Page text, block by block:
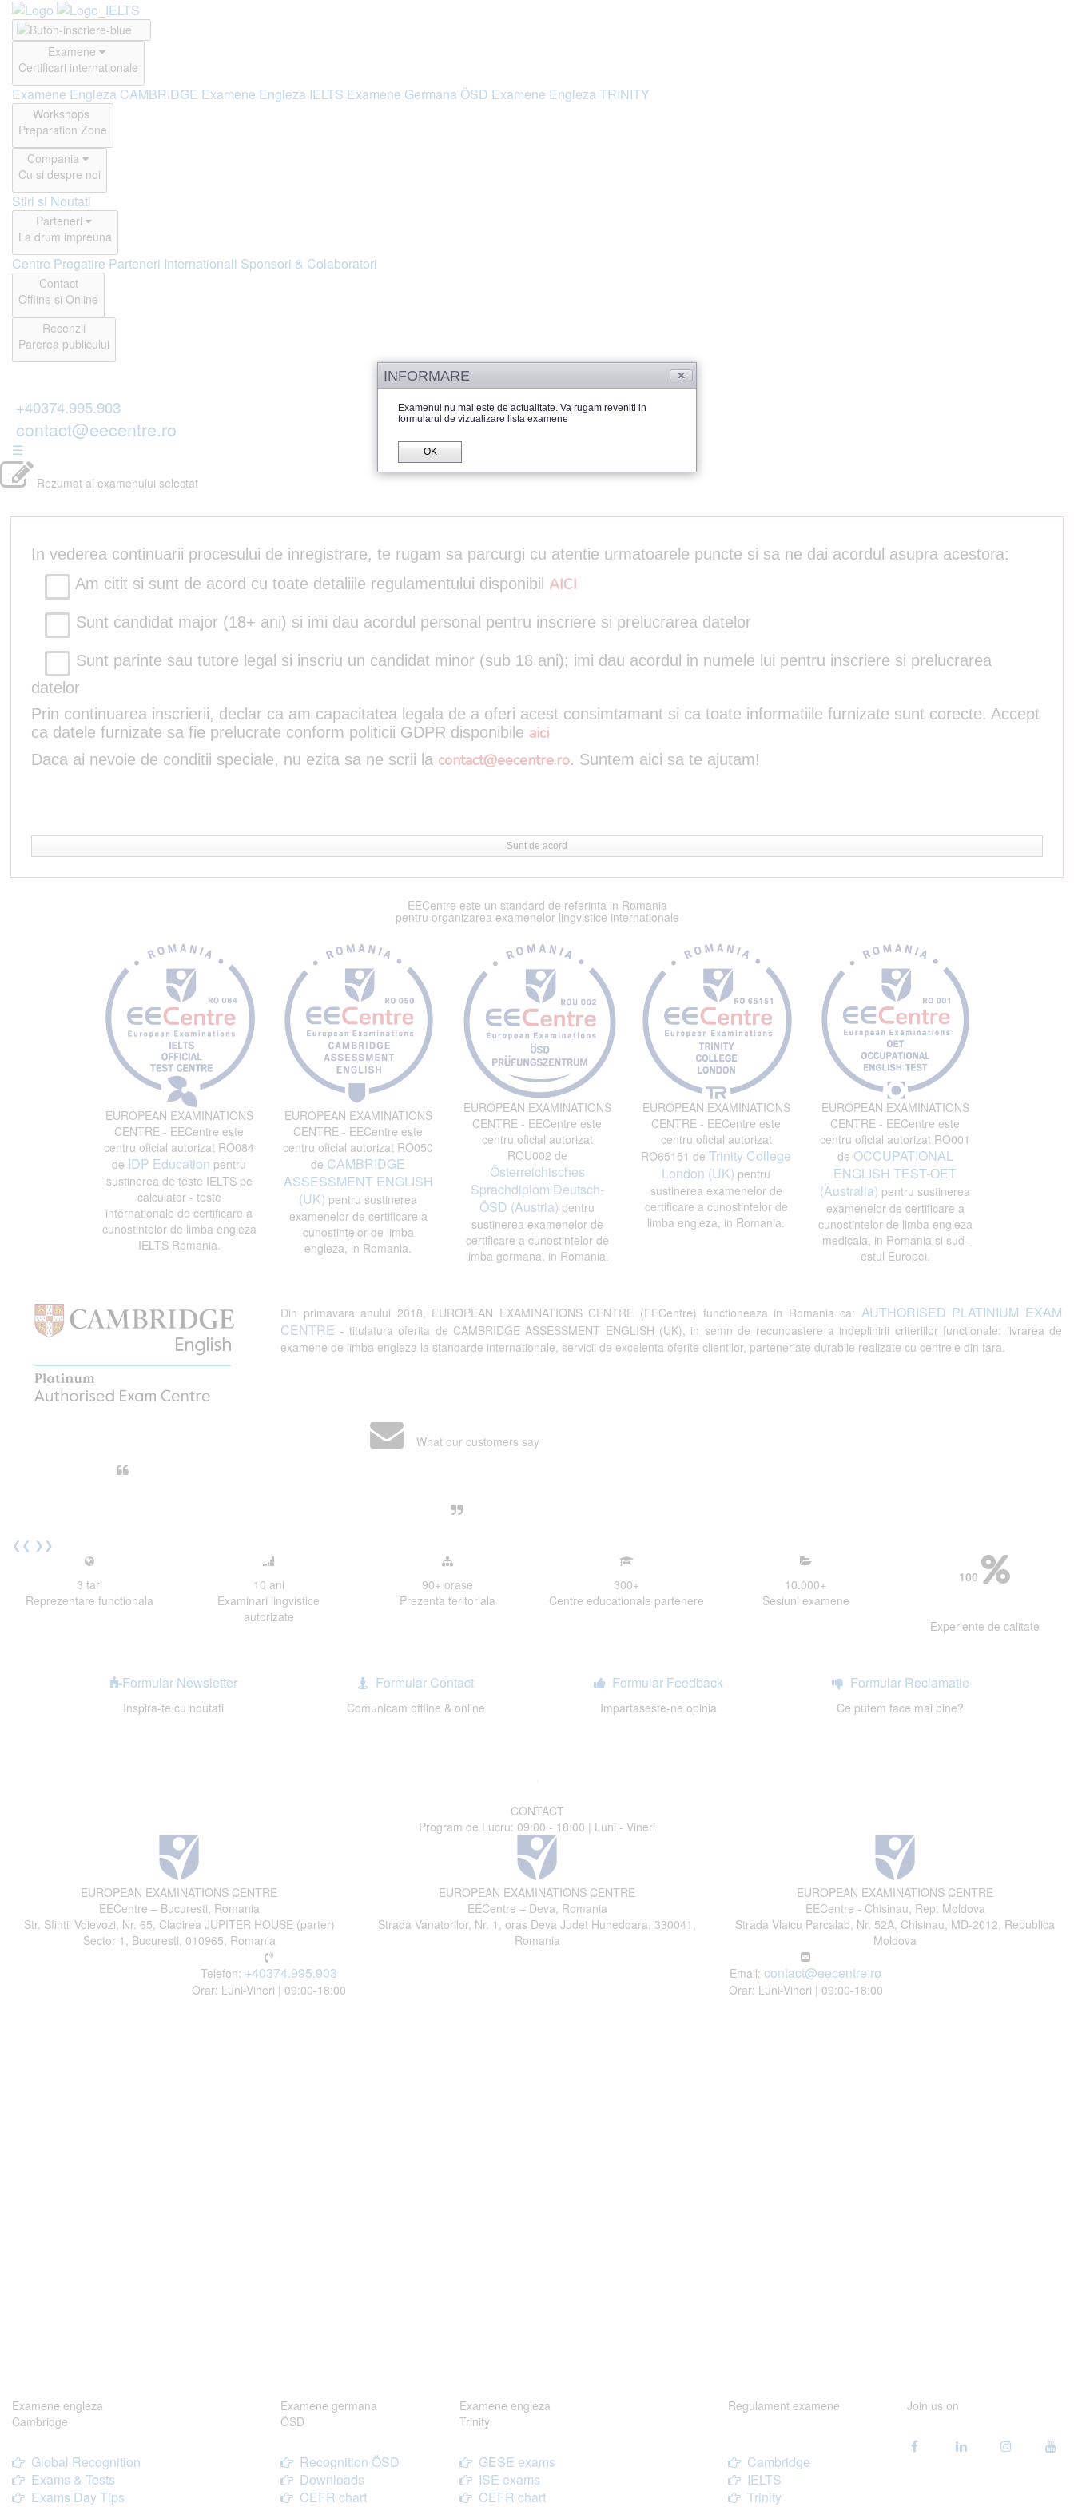
Examene
Certificari internationale
Examene Engleza CAMBRIDGE Examene Engleza IELTS Examene Germana ÖSD Examene Engleza TRINITY
Workshops
Preparation Zone
Compania
Cu si despre noi
Stiri si Noutati
Parteneri
La drum impreuna
Centre Pregatire Parteneri Internationali Sponsori & Colaboratori
Contact
Offline si Online
Recenzii
Parerea publicului
+40374.995.903
contact@eecentre.ro
☰
Rezumat al examenului selectat
In vederea continuarii procesului de inregistrare, te rugam sa parcurgi cu atentie urmatoarele puncte si sa ne dai acordul asupra acestora:
Am citit si sunt de acord cu toate detaliile regulamentului disponibil AICI
Sunt candidat major (18+ ani) si imi dau acordul personal pentru inscriere si prelucrarea datelor
Sunt parinte sau tutore legal si inscriu un candidat minor (sub 18 ani); imi dau acordul in numele lui pentru inscriere si prelucrarea
datelor
Prin continuarea inscrierii, declar ca am capacitatea legala de a oferi acest consimtamant si ca toate informatiile furnizate sunt corecte. Accept
ca datele furnizate sa fie prelucrate conform politicii GDPR disponibile aici
Daca ai nevoie de conditii speciale, nu ezita sa ne scrii la contact@eecentre.ro. Suntem aici sa te ajutam!
Sunt de acord
EECentre este un standard de referinta in Romania
pentru organizarea examenelor lingvistice internationale
EUROPEAN EXAMINATIONS
CENTRE - EECentre este
centru oficial autorizat RO084
de IDP Education pentru
sustinerea de teste IELTS pe
calculator - teste
internationale de certificare a
cunostintelor de limba engleza
IELTS Romania.
EUROPEAN EXAMINATIONS
CENTRE - EECentre este
centru oficial autorizat RO050
de CAMBRIDGE
ASSESSMENT ENGLISH
(UK) pentru sustinerea
examenelor de certificare a
cunostintelor de limba
engleza, in Romania.
EUROPEAN EXAMINATIONS
CENTRE - EECentre este
centru oficial autorizat
ROU002 de
Österreichisches
Sprachdiplom Deutsch-
ÖSD (Austria) pentru
sustinerea examenelor de
certificare a cunostintelor de
limba germana, in Romania.
EUROPEAN EXAMINATIONS
CENTRE - EECentre este
centru oficial autorizat
RO65151 de Trinity College
London (UK) pentru
sustinerea examenelor de
certificare a cunostintelor de
limba engleza, in Romania.
EUROPEAN EXAMINATIONS
CENTRE - EECentre este
centru oficial autorizat RO001
de OCCUPATIONAL
ENGLISH TEST-OET
(Australia) pentru sustinerea
examenelor de certificare a
cunostintelor de limba engleza
medicala, in Romania si sud-
estul Europei.
Din primavara anului 2018, EUROPEAN EXAMINATIONS CENTRE (EECentre) functioneaza in Romania ca: AUTHORISED PLATINIUM EXAM
CENTRE - titulatura oferita de CAMBRIDGE ASSESSMENT ENGLISH (UK), in semn de recunoastere a indeplinirii criteriilor functionale: livrarea de
examene de limba engleza la standarde internationale, servicii de excelenta oferite clientilor, parteneriate durabile realizate cu centrele din tara.
What our customers say
cu nerabdare urmatoarea sesiune de examinare.
❮❮ ❯❯
3 tari
Reprezentare functionala
10 ani
Examinari lingvistice
autorizate
90+ orase
Prezenta teritoriala
300+
Centre educationale partenere
10.000+
Sesiuni examene
100
Experiente de calitate
Formular Newsletter
Inspira-te cu noutati
Formular Contact
Comunicam offline & online
Formular Feedback
Impartaseste-ne opinia
Formular Reclamatie
Ce putem face mai bine?
CONTACT
Program de Lucru: 09:00 - 18:00 | Luni - Vineri
EUROPEAN EXAMINATIONS CENTRE
EECentre – Bucuresti, Romania
Str. Sfintii Voievozi, Nr. 65, Cladirea JUPITER HOUSE (parter)
Sector 1, Bucuresti, 010965, Romania
EUROPEAN EXAMINATIONS CENTRE
EECentre – Deva, Romania
Strada Vanatorilor, Nr. 1, oras Deva Judet Hunedoara, 330041,
Romania
EUROPEAN EXAMINATIONS CENTRE
EECentre - Chisinau, Rep. Moldova
Strada Vlaicu Parcalab, Nr. 52A, Chisinau, MD-2012, Republica
Moldova
Telefon: +40374.995.903
Orar: Luni-Vineri | 09:00-18:00
Email: contact@eecentre.ro
Orar: Luni-Vineri | 09:00-18:00
Examene engleza
Cambridge
Global Recognition
Exams & Tests
Exams Day Tips
Examene germana
ÖSD
Recognition ÖSD
Downloads
CEFR chart
Examene engleza
Trinity
GESE exams
ISE exams
CEFR chart
Regulament examene
Cambridge
IELTS
Trinity
Join us on
INFORMARE
Examenul nu mai este de actualitate. Va rugam reveniti in
formularul de vizualizare lista examene
OK